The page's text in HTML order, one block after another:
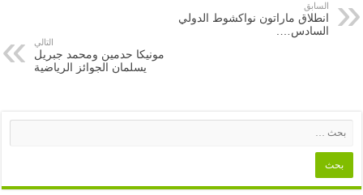
السابق
انطلاق ماراتون نواكشوط الدولي
السادس….
التالي
مونيكا حدمين ومحمد جبريل
يسلمان الجوائز الرياضية